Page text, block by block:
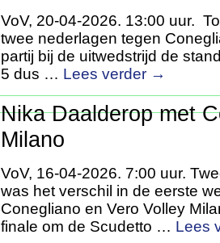
VoV, 20-04-2026. 13:00 uur.
twee nederlagen tegen
partij bij de uitwedstrijd de
5 dus … Lees verder →
Nika Daalderop met
Milano
VoV, 16-04-2026. 7:00 uur.
was het verschil in de eerste
Conegliano en Vero Volley
finale om de Scudetto … Lees